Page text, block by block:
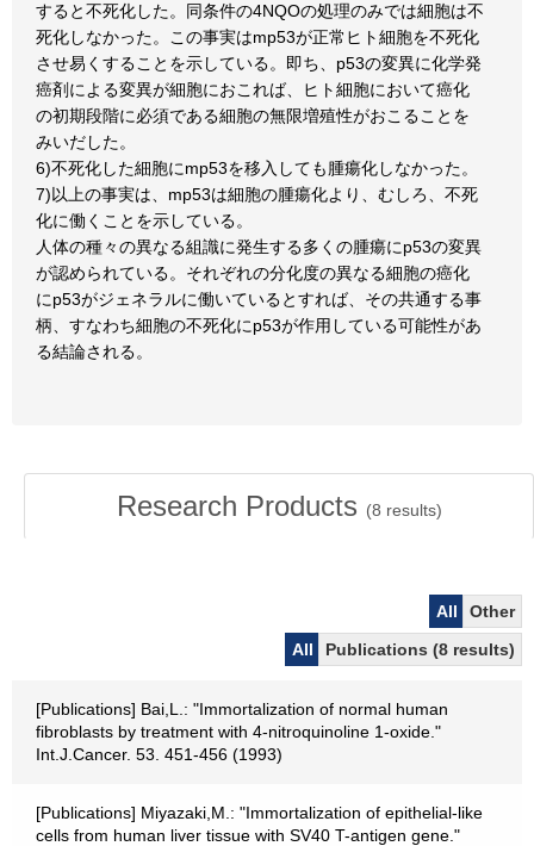
すると不死化した。同条件の4NQOの処理のみでは細胞は不
死化しなかった。この事実はmp53が正常ヒト細胞を不死化
させ易くすることを示している。即ち、p53の変異に化学発
癌剤による変異が細胞におこれば、ヒト細胞において癌化
の初期段階に必須である細胞の無限増殖性がおこることを
みいだした。
6)不死化した細胞にmp53を移入しても腫瘍化しなかった。
7)以上の事実は、mp53は細胞の腫瘍化より、むしろ、不死
化に働くことを示している。
人体の種々の異なる組識に発生する多くの腫瘍にp53の変異
が認められている。それぞれの分化度の異なる細胞の癌化
にp53がジェネラルに働いているとすれば、その共通する事
柄、すなわち細胞の不死化にp53が作用している可能性があ
る結論される。
Research Products (8 results)
All
Other
All
Publications (8 results)
[Publications] Bai,L.: "Immortalization of normal human
fibroblasts by treatment with 4-nitroquinoline 1-oxide."
Int.J.Cancer. 53. 451-456 (1993)
[Publications] Miyazaki,M.: "Immortalization of epithelial-like
cells from human liver tissue with SV40 T-antigen gene."